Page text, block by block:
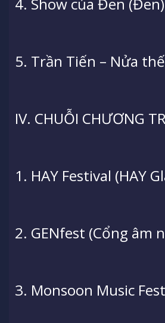
5. Trần Tiến – Nửa
IV. CHUỖI CHƯƠNG
1. HAY Festival (HAY
2. GENfest (Cổng âm
3. Monsoon Music